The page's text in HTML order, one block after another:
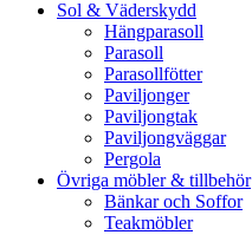
Sol & Väderskydd
Hängparasoll
Parasoll
Parasollfötter
Paviljonger
Paviljongtak
Paviljongväggar
Pergola
Övriga möbler & tillbehör
Bänkar och Soffor
Teakmöbler